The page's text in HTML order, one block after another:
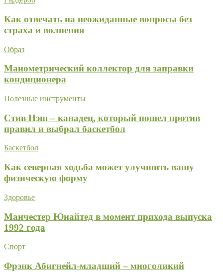
Как отвечать на неожиданные вопросы без
страха и волнения
Образ
Манометрический коллектор для заправки
кондиционера
Полезные инструменты
Стив Нэш – канадец, который пошел против
правил и выбрал баскетбол
Баскетбол
Как северная ходьба может улучшить вашу
физическую форму
Здоровье
Манчестер Юнайтед в момент прихода выпуска
1992 года
Спорт
Фрэнк Абигнейл-младший – многоликий